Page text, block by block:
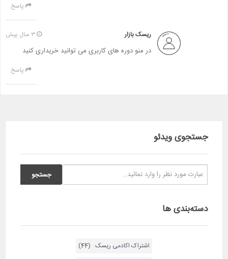
پاسخ
ریسک بازار
در منو دوره های کاربری می توانید خریداری کنید
پاسخ
جستجوی ویدئو
دسته‌بندی ها
اشتراک اکادمی ریسک (44)